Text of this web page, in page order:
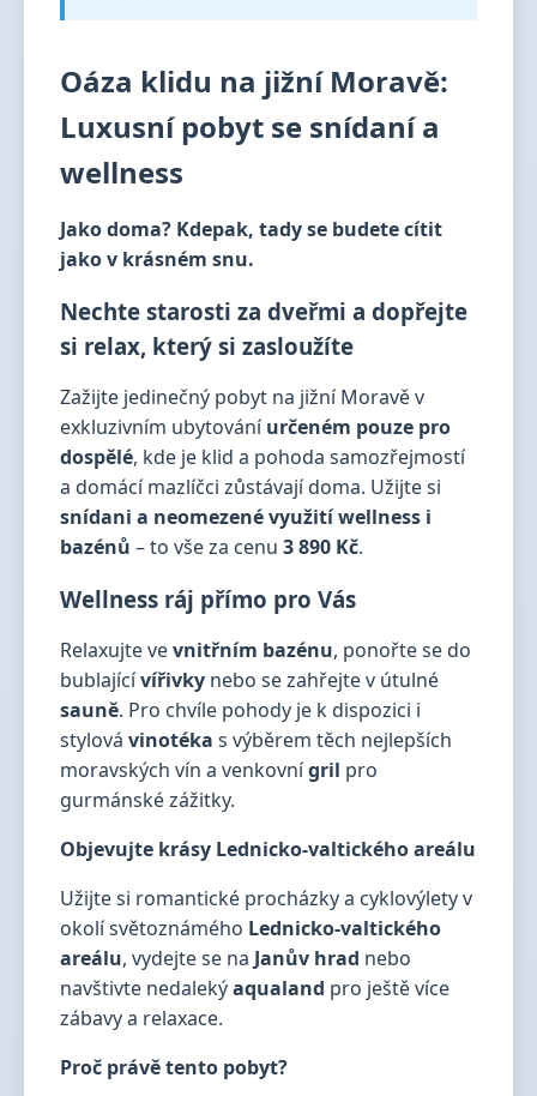
Oáza klidu na jižní Moravě:
Luxusní pobyt se snídaní a
wellness
Jako doma? Kdepak, tady se budete cítit
jako v krásném snu.
Nechte starosti za dveřmi a dopřejte
si relax, který si zasloužíte
Zažijte jedinečný pobyt na jižní Moravě v
exkluzivním ubytováníurčeném pouze pro
dospělé, kde je klid a pohoda samozřejmostí
a domácí mazlíčci zůstávají doma. Užijte si
snídani a neomezené využití wellness i
bazénů – to vše za cenu 3 890 Kč.
Wellness ráj přímo pro Vás
Relaxujte vevnitřním bazénu, ponořte se do
bublajícívířivky nebo se zahřejte v útulné
sauně. Pro chvíle pohody je k dispozici i
stylová vinotéka s výběrem těch nejlepších
moravských vín a venkovnígril pro
gurmánské zážitky.
Objevujte krásy Lednicko-valtického areálu
Užijte si romantické procházky a cyklovýlety v
okolí světoznámého Lednicko-valtického
areálu, vydejte se na Janův hrad nebo
navštivte nedalekýaqualand pro ještě více
zábavy a relaxace.
Proč právě tento pobyt?